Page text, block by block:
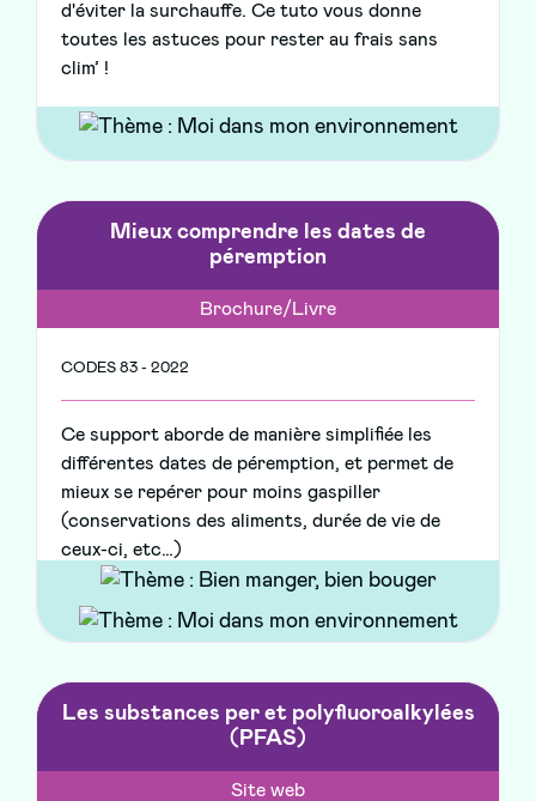
d'éviter la surchauffe. Ce tuto vous donne
toutes les astuces pour rester au frais sans
clim’ !
Mieux comprendre les dates de
péremption
Brochure/Livre
CODES 83 - 2022
Ce support aborde de manière simplifiée les
différentes dates de péremption, et permet de
mieux se repérer pour moins gaspiller
(conservations des aliments, durée de vie de
ceux-ci, etc…)
Les substances per et polyfluoroalkylées
(PFAS)
Site web